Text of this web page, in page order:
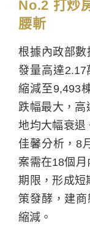
No.2 打炒
腰斬
根據內政部
發量高達2.17
縮減至9,493
跌幅最大，高
地均大幅衰退
佳馨分析，8
案需在18個
期限，形成短
策發酵，建
縮減。